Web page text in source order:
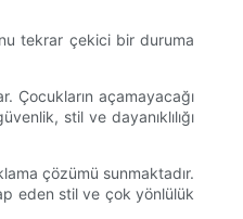
tekrar çekici bir duruma
Çocukların açamayacağı
stil ve dayanıklılığı
çözümü sunmaktadır.
eden stil ve çok yönlülük